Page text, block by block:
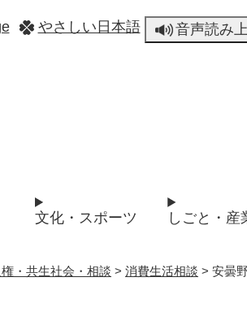
やさしい日本語 音声読み
文化・スポーツ しごと・産
権・共生社会・相談 > 消費生活相談 > 安曇